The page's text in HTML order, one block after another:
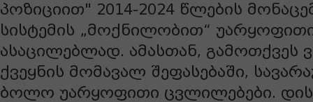
პოზიციით" 2014-2024 წლების
სისტემის „მოქნილობით“
ასაცილებლად. ამასთან, გამოთქვეს
ქვეყნის მომავალ შეფასებაში,
ბოლო უარყოფითი ცვლილებები.